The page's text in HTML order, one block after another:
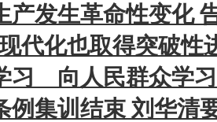
产发生革命性变化
代化也取得突破性
习 向人民群众学
例集训结束 刘华清